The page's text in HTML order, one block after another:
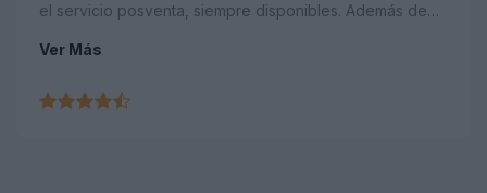
el servicio posventa, siempre disponibles. Además de
calentar el agua, la factura del gas se redujo de 50 a 12
considerablemente, alrededor de 40 euros menos.
Ver Más